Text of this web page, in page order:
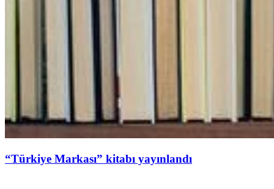
“Türkiye Markası” kitabı yayınlandı